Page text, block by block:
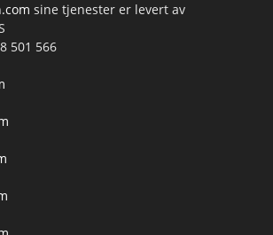
sine tjenester er levert av
501 566